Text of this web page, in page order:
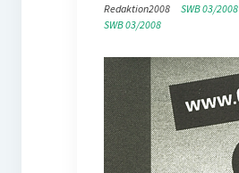
Redaktion2008
SWB 03/2008
SWB 03/2008